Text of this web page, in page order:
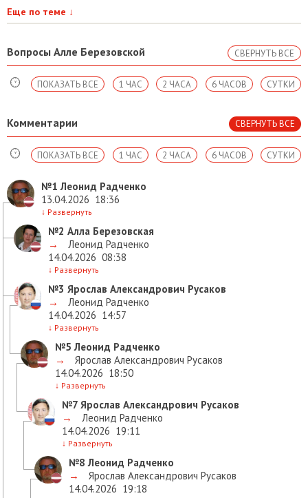
Еще по теме ↓
Вопросы Алле Березовской СВЕРНУТЬ ВСЕ
СУТКИ
6 ЧАСОВ
2 ЧАСА
1 ЧАС
ПОКАЗАТЬ ВСЕ
Комментарии СВЕРНУТЬ ВСЕ
СУТКИ
6 ЧАСОВ
2 ЧАСА
1 ЧАС
ПОКАЗАТЬ ВСЕ
№1 Леонид Радченко
13.04.2026 18:36
↓ Развернуть
№2 Алла Березовская
→
Леонид Радченко
14.04.2026 08:38
↓ Развернуть
№3 Ярослав Александрович Русаков
→
Леонид Радченко
14.04.2026 14:57
↓ Развернуть
№5 Леонид Радченко
→
Ярослав Александрович Русаков
14.04.2026 18:50
↓ Развернуть
№7 Ярослав Александрович Русаков
→
Леонид Радченко
14.04.2026 19:11
↓ Развернуть
№8 Леонид Радченко
→
Ярослав Александрович Русаков
14.04.2026 19:18